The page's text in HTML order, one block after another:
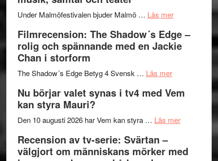
på
Roland
Pöntinen
Artipelag
Under Malmöfestivalen bjuder Malmö … Läs merom
bjuder
in
samtal
teater
Filmrecension: The Shadow´s Edge –
rolig och spännande med en Jackie
Chan i storform
The Shadow´s Edge Betyg 4 Svensk … Läs merom
The
´s
rolig
Nu börjar valet synas i tv4 med Vem
kan styra Mauri?
Den 10 augusti 2026 har Vem kan styra … Läs merom
valet
Recension av tv-serie: Svärtan –
välgjort om människans mörker med